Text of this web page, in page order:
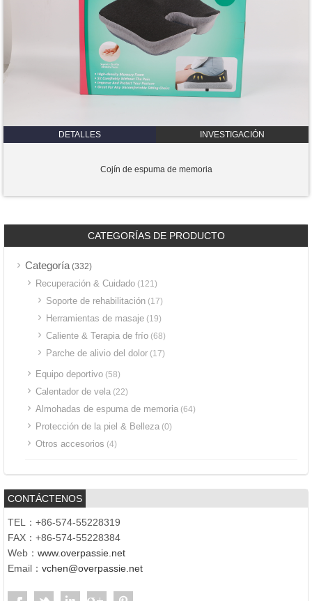
DETALLES INVESTIGACIÓN
Cojín de espuma de memoria
CATEGORÍAS DE PRODUCTO
Categoría (332)
Recuperación & Cuidado (121)
Soporte de rehabilitación (17)
Herramientas de masaje (19)
Caliente & Terapia de frío (68)
Parche de alivio del dolor (17)
Equipo deportivo (58)
Calentador de vela (22)
Almohadas de espuma de memoria (64)
Protección de la piel & Belleza (0)
Otros accesorios (4)
CONTÁCTENOS
TEL：+86-574-55228319
FAX：+86-574-55228384
Web： www.overpassie.net
Email： vchen@overpassie.net